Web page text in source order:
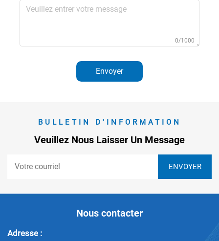
0/1000
Envoyer
BULLETIN D'INFORMATION
Veuillez Nous Laisser Un Message
Nous contacter
Adresse :